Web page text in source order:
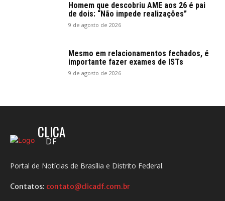
Homem que descobriu AME aos 26 é pai
de dois: “Não impede realizações”
9 de agosto de 2026
Mesmo em relacionamentos fechados, é
importante fazer exames de ISTs
9 de agosto de 2026
CLICA
DF
Portal de Notícias de Brasília e Distrito Federal.
Contatos: contato@clicadf.com.br